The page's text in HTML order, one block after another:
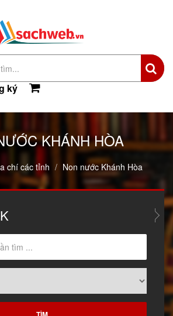
ký
KHÁNH HÒA
chí các tỉnh Non nước Khánh Hòa